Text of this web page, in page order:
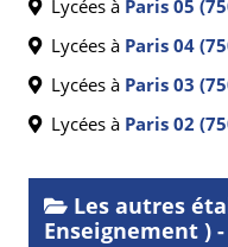
Lycées à Paris 05
Lycées à Paris 04
Lycées à Paris 03
Lycées à Paris 02
Les autres
Enseignement )